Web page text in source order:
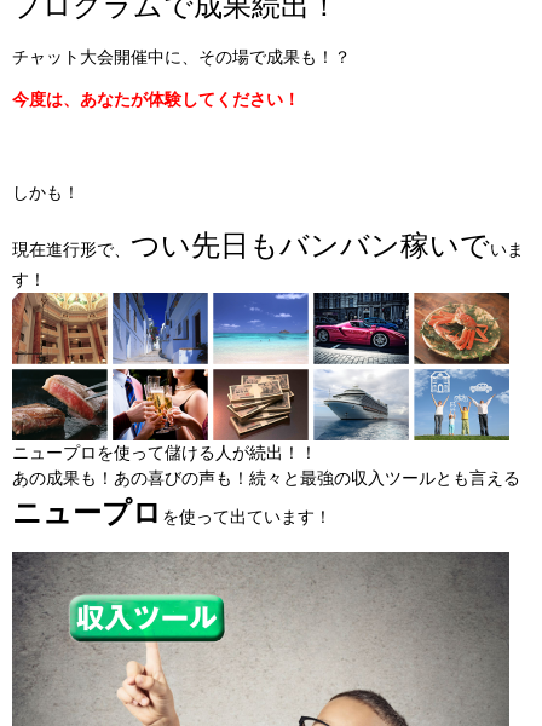
チャット大会開催中に、その場で成果も！？
今度は、あなたが体験してください！
しかも！
現在進行形で、 つい先日もバンバン稼いでいま
す！
ニュープロを使って儲ける人が続出！！
あの成果も！あの喜びの声も！続々と最強の収入ツールとも言える
ニュープロ を使って出ています！